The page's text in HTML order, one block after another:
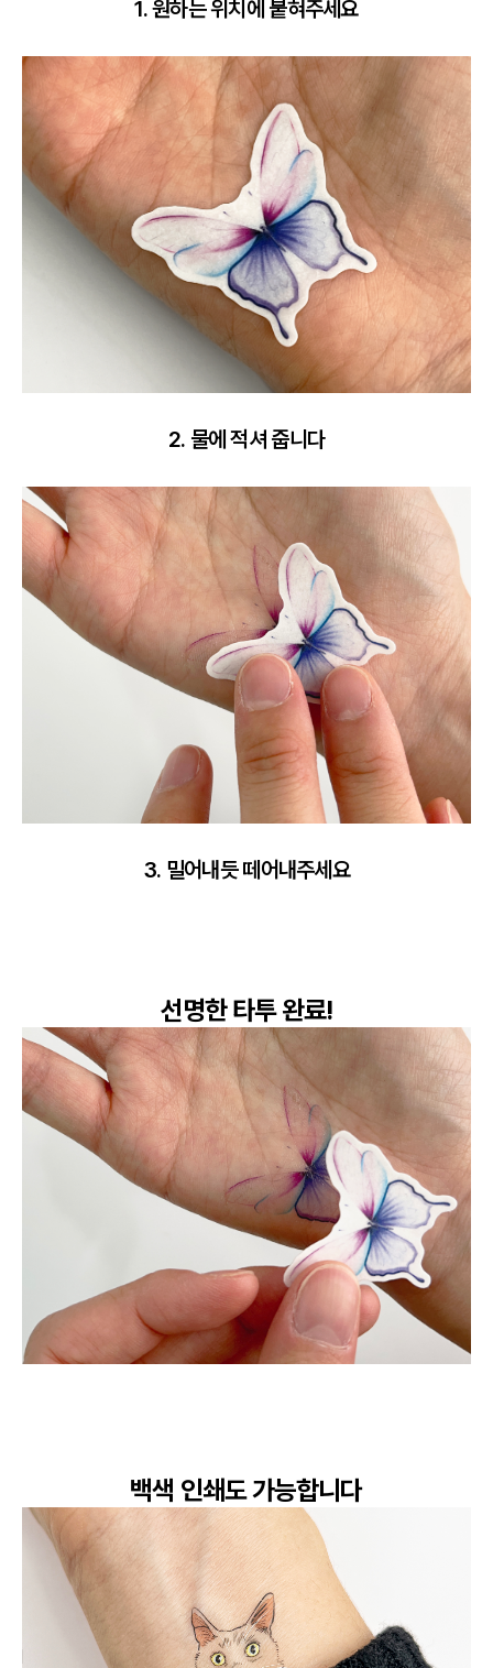
1. 원하는 위치에 붙혀주세요
2. 물에 적셔 줍니다
3. 밀어내듯 떼어내주세요
선명한 타투 완료!
백색 인쇄도 가능합니다